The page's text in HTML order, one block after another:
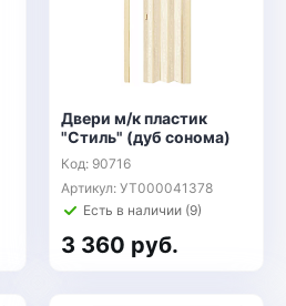
Двери м/к пластик
"Стиль" (дуб сонома)
Код: 90716
Артикул: УТ000041378
Есть в наличии (9)
3 360 руб.